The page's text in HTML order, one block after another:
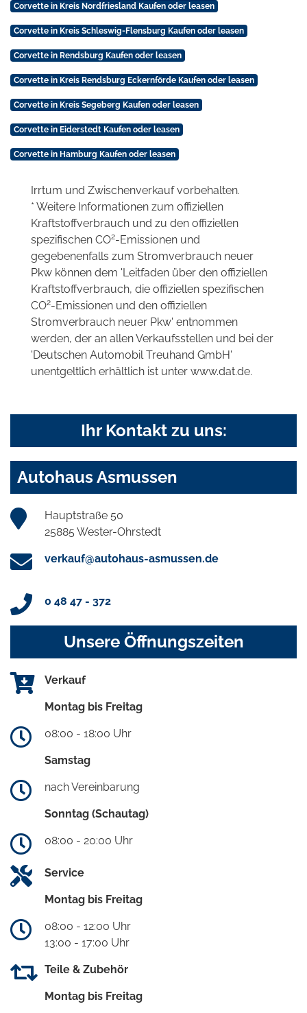
Corvette in Kreis Nordfriesland Kaufen oder leasen
Corvette in Kreis Schleswig-Flensburg Kaufen oder leasen
Corvette in Rendsburg Kaufen oder leasen
Corvette in Kreis Rendsburg Eckernförde Kaufen oder leasen
Corvette in Kreis Segeberg Kaufen oder leasen
Corvette in Eiderstedt Kaufen oder leasen
Corvette in Hamburg Kaufen oder leasen
Irrtum und Zwischenverkauf vorbehalten.
* Weitere Informationen zum offiziellen
Kraftstoffverbrauch und zu den offiziellen
spezifischen CO2-Emissionen und
gegebenenfalls zum Stromverbrauch neuer
Pkw können dem 'Leitfaden über den offiziellen
Kraftstoffverbrauch, die offiziellen spezifischen
CO2-Emissionen und den offiziellen
Stromverbrauch neuer Pkw' entnommen
werden, der an allen Verkaufsstellen und bei der
'Deutschen Automobil Treuhand GmbH'
unentgeltlich erhältlich ist unter www.dat.de.
Ihr Kontakt zu uns:
Autohaus Asmussen
Hauptstraße 50
25885 Wester-Ohrstedt
verkauf@autohaus-asmussen.de
0 48 47 - 372
Unsere Öffnungszeiten
Verkauf
Montag bis Freitag
08:00 - 18:00 Uhr
Samstag
nach Vereinbarung
Sonntag (Schautag)
08:00 - 20:00 Uhr
Service
Montag bis Freitag
08:00 - 12:00 Uhr
13:00 - 17:00 Uhr
Teile & Zubehör
Montag bis Freitag